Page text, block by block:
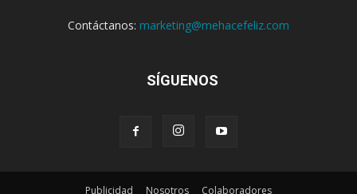
Contáctanos: marketing@mehacefeliz.com
SÍGUENOS
Publicidad Nosotros Colaboradores